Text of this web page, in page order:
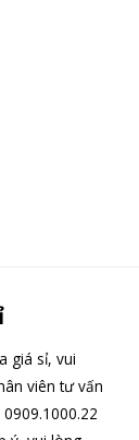
giá sỉ, vui
viên tư vấn